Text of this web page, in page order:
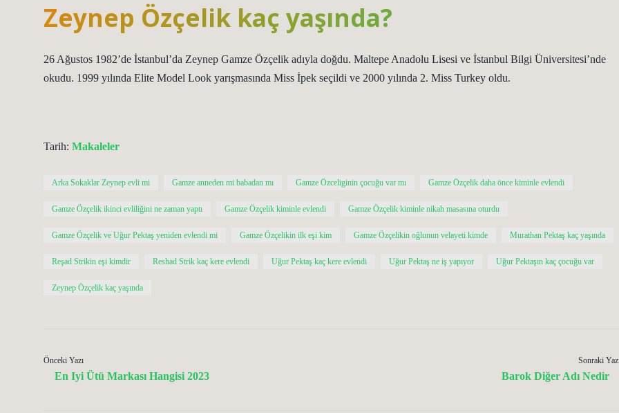
Zeynep Özçelik kaç yaşında?
26 Ağustos 1982’de İstanbul’da Zeynep Gamze Özçelik adıyla doğdu. Maltepe Anadolu Lisesi ve İstanbul Bilgi Üniversitesi’nde
okudu. 1999 yılında Elite Model Look yarışmasında Miss İpek seçildi ve 2000 yılında 2. Miss Turkey oldu.
Tarih: Makaleler
Arka Sokaklar Zeynep evli mi Gamze anneden mi babadan mı Gamze Özceliginin çocuğu var mı Gamze Özçelik daha önce kiminle evlendi
Gamze Özçelik ikinci evliliğini ne zaman yaptı Gamze Özçelik kiminle evlendi Gamze Özçelik kiminle nikah masasına oturdu
Gamze Özçelik ve Uğur Pektaş yeniden evlendi mi Gamze Özçelikin ilk eşi kim Gamze Özçelikin oğlunun velayeti kimde Murathan Pektaş kaç yaşında
Reşad Strikin eşi kimdir Reshad Strik kaç kere evlendi Uğur Pektaş kaç kere evlendi Uğur Pektaş ne iş yapıyor Uğur Pektaşın kaç çocuğu var
Zeynep Özçelik kaç yaşında
Önceki Yazı
En Iyi Ütü Markası Hangisi 2023
Sonraki
Barok Diğer Adı Nedir